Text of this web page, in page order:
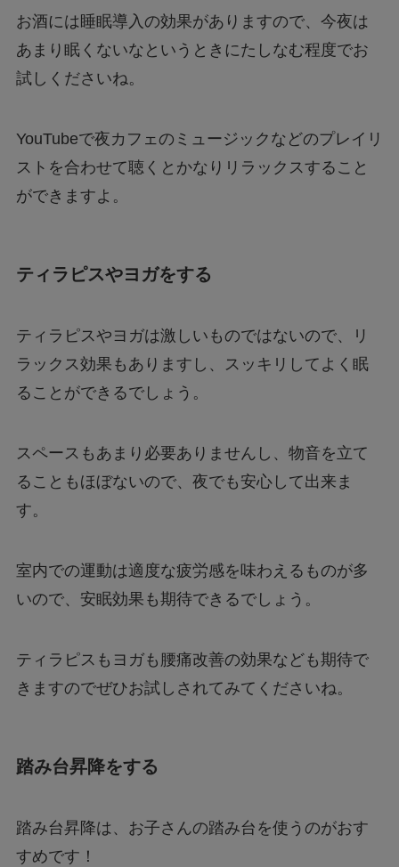
お酒には睡眠導入の効果がありますので、今夜は
あまり眠くないなというときにたしなむ程度でお
試しくださいね。
YouTubeで夜カフェのミュージックなどのプレイリ
ストを合わせて聴くとかなりリラックスすること
ができますよ。
ティラピスやヨガをする
ティラピスやヨガは激しいものではないので、リ
ラックス効果もありますし、スッキリしてよく眠
ることができるでしょう。
スペースもあまり必要ありませんし、物音を立て
ることもほぼないので、夜でも安心して出来ま
す。
室内での運動は適度な疲労感を味わえるものが多
いので、安眠効果も期待できるでしょう。
ティラピスもヨガも腰痛改善の効果なども期待で
きますのでぜひお試しされてみてくださいね。
踏み台昇降をする
踏み台昇降は、お子さんの踏み台を使うのがおす
すめです！